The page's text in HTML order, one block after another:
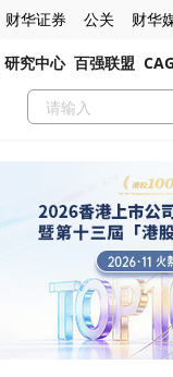
财华证券 公关 财华
研究中心 百强联盟